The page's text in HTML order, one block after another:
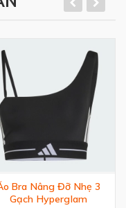
Bra Nâng Đỡ Nhẹ 3
Gạch Hyperglam